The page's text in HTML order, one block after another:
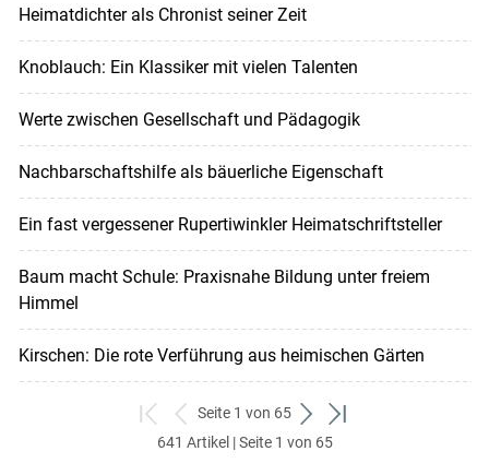
Heimatdichter als Chronist seiner Zeit
Knoblauch: Ein Klassiker mit vielen Talenten
Werte zwischen Gesellschaft und Pädagogik
Nachbarschaftshilfe als bäuerliche Eigenschaft
Ein fast vergessener Rupertiwinkler Heimatschriftsteller
Baum macht Schule: Praxisnahe Bildung unter freiem
Himmel
Kirschen: Die rote Verführung aus heimischen Gärten
zum
ersten
zurück
zum
Seite 1 von 65
weiter
zum
zum
641 Artikel | Seite 1 von 65